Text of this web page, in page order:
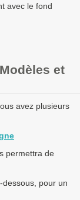
avec le fond
et
avez plusieurs
permettra de
pour un